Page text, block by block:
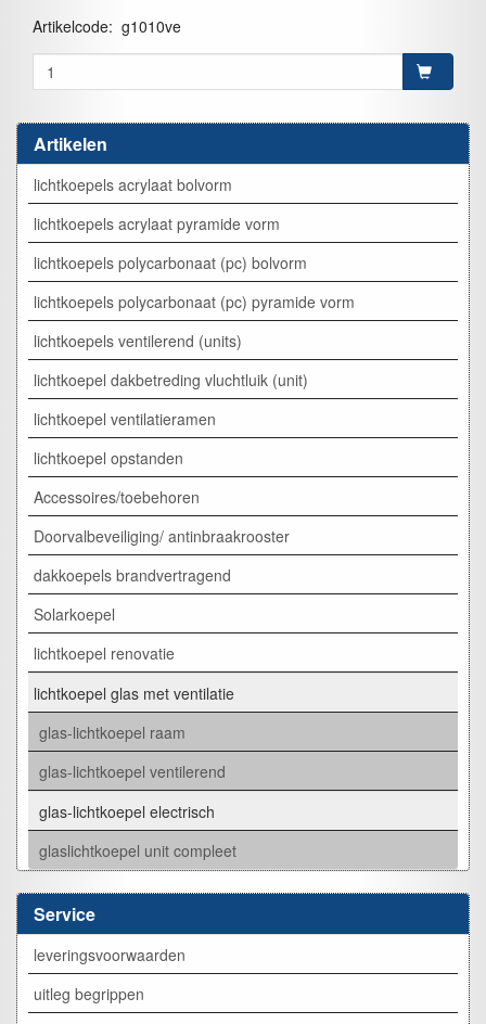
Artikelen
lichtkoepels acrylaat bolvorm
lichtkoepels acrylaat pyramide vorm
lichtkoepels polycarbonaat (pc) bolvorm
lichtkoepels polycarbonaat (pc) pyramide vorm
lichtkoepels ventilerend (units)
lichtkoepel dakbetreding vluchtluik (unit)
lichtkoepel ventilatieramen
lichtkoepel opstanden
Accessoires/toebehoren
Doorvalbeveiliging/ antinbraakrooster
dakkoepels brandvertragend
Solarkoepel
lichtkoepel renovatie
lichtkoepel glas met ventilatie
glas-lichtkoepel raam
glas-lichtkoepel ventilerend
glas-lichtkoepel electrisch
glaslichtkoepel unit compleet
Service
leveringsvoorwaarden
uitleg begrippen
Artikelcode: g1010ve